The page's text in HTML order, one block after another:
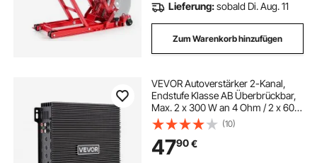
Lieferung:sobald Di. Aug. 11
Zum Warenkorb hinzufügen
VEVOR Autoverstärker 2-Kanal,
Endstufe Klasse AB Überbrückbar,
Max. 2 x 300 W an 4 Ohm / 2 x 600
W an 2 Ohm,
Hochleistungsverstärker für SUVs
Pickups Geländewagen Mehrkanal-
Audioverstärker
(10)
4790€